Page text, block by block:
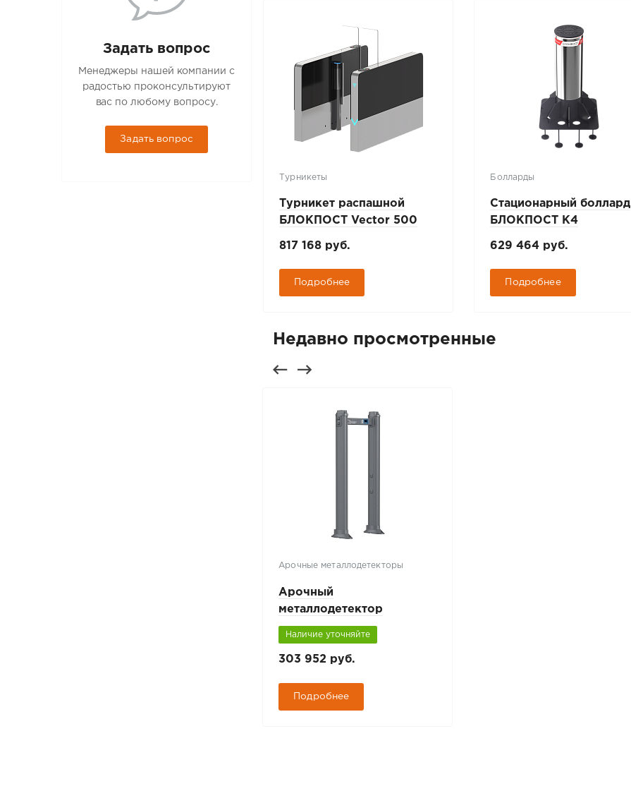
Задать вопрос
Менеджеры нашей компании с
радостью проконсультируют
вас по любому вопросу.
Задать вопрос
Турникеты
Турникет распашной
БЛОКПОСТ Vector 500
817 168 руб.
Подробнее
Болларды
Стационарный боллард
БЛОКПОСТ К4
629 464 руб.
Подробнее
Недавно просмотренные
Арочные металлодетекторы
Арочный
металлодетектор
БЛОКПОСТ РС X 600 PRO
Наличие уточняйте
303 952 руб.
Подробнее